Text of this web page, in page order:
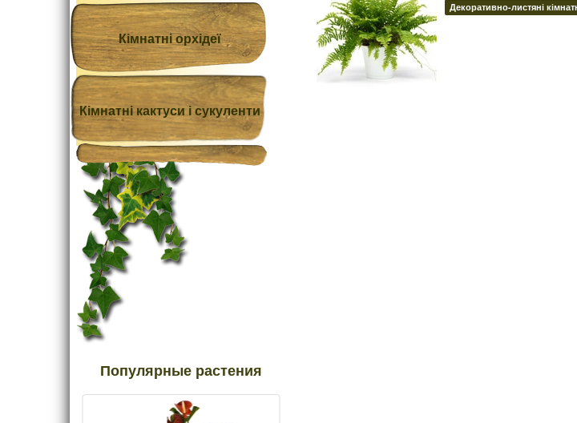
Кімнатні орхідеї
Кімнатні кактуси і сукуленти
Популярные растения
Декоративно-листяні